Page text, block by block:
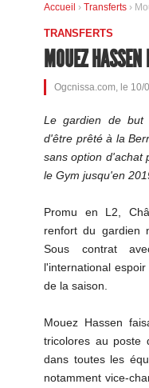
Accueil › Transferts ›
TRANSFERTS
MOUEZ
Ogcnissa.com, le 10/
Le gardien de but
d'être prêté à la
sans option d'achat
le Gym jusqu'en
Promu en L2,
renfort du gardien
Sous contrat
l'international
de la saison.
Mouez Hassen
tricolores au poste
dans toutes les
notamment vice-